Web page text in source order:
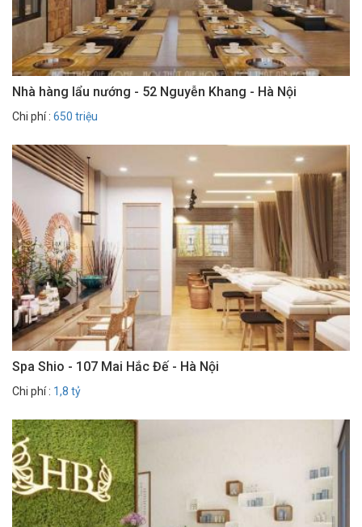
Nhà hàng lẩu nướng - 52 Nguyễn Khang - Hà Nội
Chi phí : 650 triệu
Spa Shio - 107 Mai Hắc Đế - Hà Nội
Chi phí : 1,8 tỷ